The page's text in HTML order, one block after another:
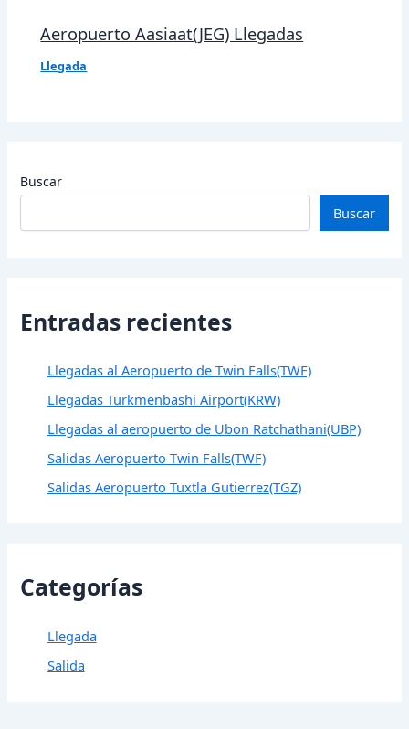
Aeropuerto Aasiaat(JEG) Llegadas
Llegada
Buscar
Buscar
Entradas recientes
Llegadas al Aeropuerto de Twin Falls(TWF)
Llegadas Turkmenbashi Airport(KRW)
Llegadas al aeropuerto de Ubon Ratchathani(UBP)
Salidas Aeropuerto Twin Falls(TWF)
Salidas Aeropuerto Tuxtla Gutierrez(TGZ)
Categorías
Llegada
Salida